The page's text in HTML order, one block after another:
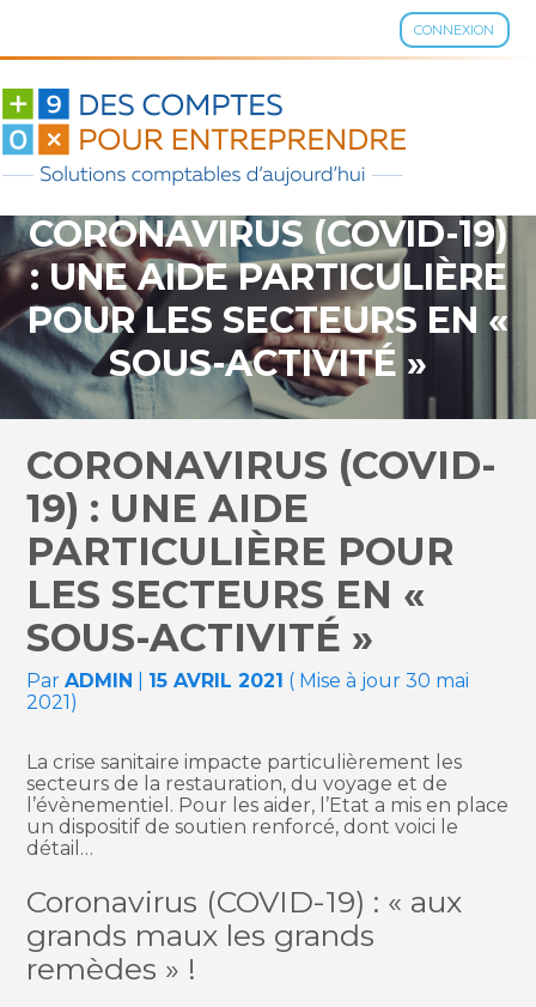
CONNEXION
Aller
contenu
CORONAVIRUS (COVID-19)
: UNE AIDE PARTICULIÈRE
POUR LES SECTEURS EN «
SOUS-ACTIVITÉ »
CORONAVIRUS (COVID-
19) : UNE AIDE
PARTICULIÈRE POUR
LES SECTEURS EN «
SOUS-ACTIVITÉ »
ParADMIN 15 AVRIL 2021 ( Mise à jour 30 mai
2021)
La crise sanitaire impacte particulièrement les
secteurs de la restauration, du voyage et de
l’évènementiel. Pour les aider, l’Etat a mis en place
un dispositif de soutien renforcé, dont voici le
détail…
Coronavirus (COVID-19) : « aux
grands maux les grands
remèdes » !